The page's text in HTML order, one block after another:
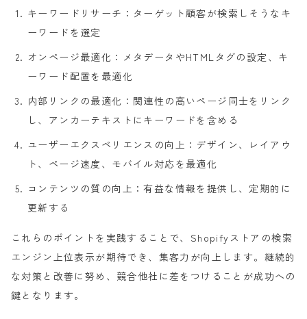
キーワードリサーチ：ターゲット顧客が検索しそうなキ
ーワードを選定
オンページ最適化：メタデータやHTMLタグの設定、キ
ーワード配置を最適化
内部リンクの最適化：関連性の高いページ同士をリンク
し、アンカーテキストにキーワードを含める
ユーザーエクスペリエンスの向上：デザイン、レイアウ
ト、ページ速度、モバイル対応を最適化
コンテンツの質の向上：有益な情報を提供し、定期的に
更新する
これらのポイントを実践することで、Shopifyストアの検索
エンジン上位表示が期待でき、集客力が向上します。継続的
な対策と改善に努め、競合他社に差をつけることが成功への
鍵となります。